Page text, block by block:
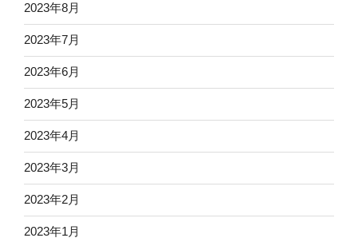
2023年8月
2023年7月
2023年6月
2023年5月
2023年4月
2023年3月
2023年2月
2023年1月